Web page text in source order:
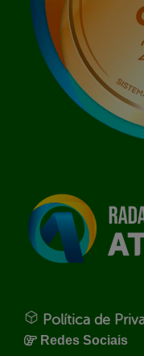
Política de
Redes Sociais